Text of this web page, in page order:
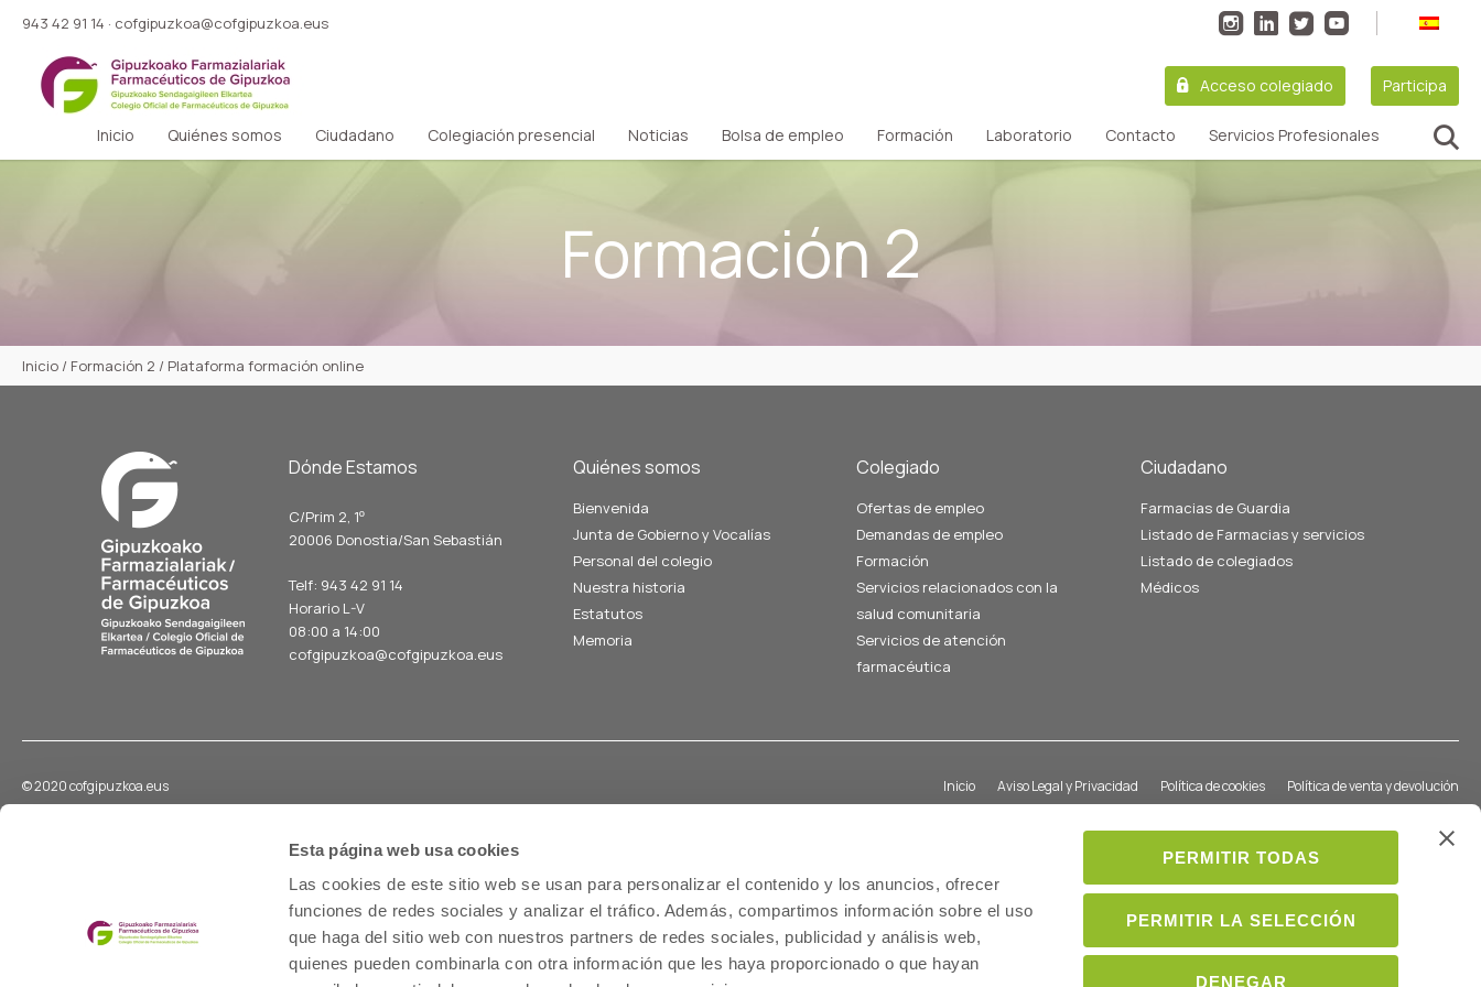
Esta página web usa cookies
Las cookies de este sitio web se usan para personalizar el contenido y los anuncios, ofrecer
funciones de redes sociales y analizar el tráfico. Además, compartimos información sobre el uso
que haga del sitio web con nuestros partners de redes sociales, publicidad y análisis web,
quienes pueden combinarla con otra información que les haya proporcionado o que hayan
PERMITIR TODAS
PERMITIR LA SELECCIÓN
DENEGAR
943 42 91 14 · cofgipuzkoa@cofgipuzkoa.eus
Acceso colegiado Participa
Inicio Quiénes somos Ciudadano Colegiación presencial Noticias Bolsa de empleo Formación Laboratorio Contacto Servicios Profesionales
Formación 2
Inicio / Formación 2 / Plataforma formación online
Dónde Estamos
C/Prim 2, 1º
20006 Donostia/San Sebastián
Telf: 943 42 91 14
Horario L-V
08:00 a 14:00
cofgipuzkoa@cofgipuzkoa.eus
Quiénes somos
Bienvenida
Junta de Gobierno y Vocalías
Personal del colegio
Nuestra historia
Estatutos
Memoria
Colegiado
Ofertas de empleo
Demandas de empleo
Formación
Servicios relacionados con la
salud comunitaria
Servicios de atención
farmacéutica
Ciudadano
Farmacias de Guardia
Listado de Farmacias y servicios
Listado de colegiados
Médicos
© 2020 cofgipuzkoa.eus Inicio Aviso Legal y Privacidad Política de cookies Política de venta y devolución
Existen solicitudes activas de medicamentos urgentes
ACCEDER AL LISTADO
Premiazko sendagaien eskaera aktiboak daude
ZERRENDA IKUSI